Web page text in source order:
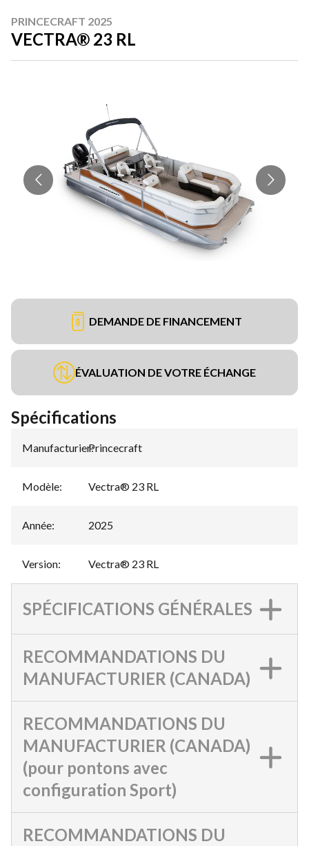
PRINCECRAFT 2025
VECTRA® 23 RL
DEMANDE DE FINANCEMENT
ÉVALUATION DE VOTRE ÉCHANGE
Spécifications
Manufacturier:
Princecraft
Modèle: Vectra® 23 RL
Année: 2025
Version: Vectra® 23 RL
SPÉCIFICATIONS GÉNÉRALES
RECOMMANDATIONS DU
MANUFACTURIER (CANADA)
RECOMMANDATIONS DU
MANUFACTURIER (CANADA)
(pour pontons avec
configuration Sport)
RECOMMANDATIONS DU